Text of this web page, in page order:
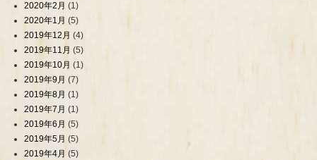
2020年2月 (1)
2020年1月 (5)
2019年12月 (4)
2019年11月 (5)
2019年10月 (1)
2019年9月 (7)
2019年8月 (1)
2019年7月 (1)
2019年6月 (5)
2019年5月 (5)
2019年4月 (5)